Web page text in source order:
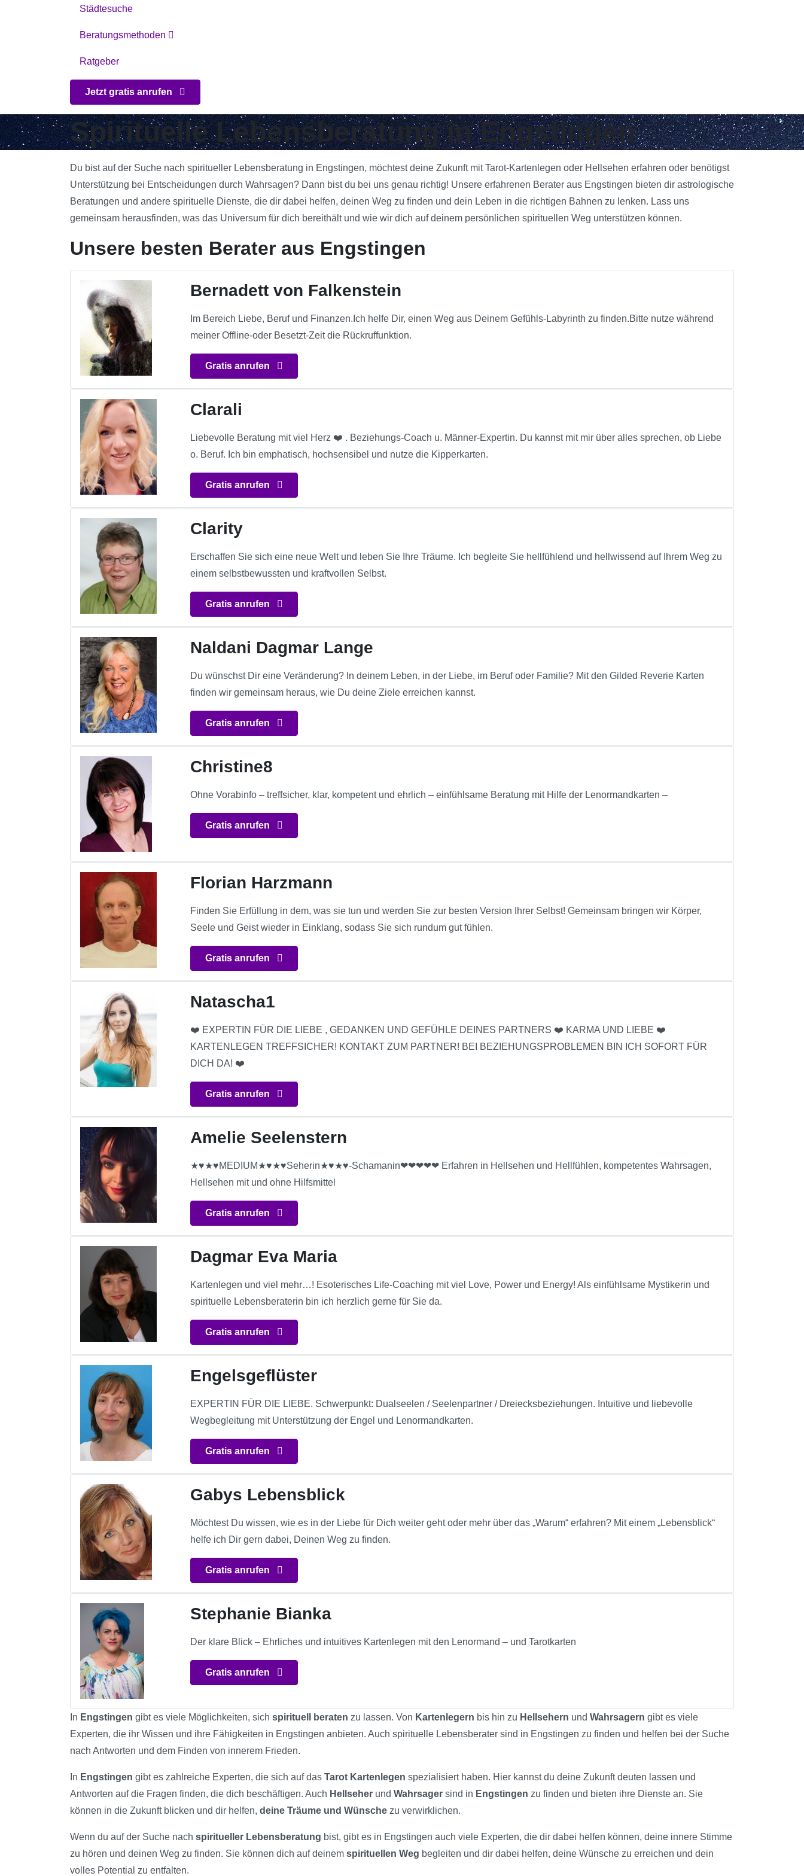
Städtesuche
Beratungsmethoden
Ratgeber
Jetzt gratis anrufen
Spirituelle Lebensberatung in Engstingen
Du bist auf der Suche nach spiritueller Lebensberatung in Engstingen, möchtest deine Zukunft mit Tarot-Kartenlegen oder Hellsehen erfahren oder benötigst
Unterstützung bei Entscheidungen durch Wahrsagen? Dann bist du bei uns genau richtig! Unsere erfahrenen Berater aus Engstingen bieten dir astrologische
Beratungen und andere spirituelle Dienste, die dir dabei helfen, deinen Weg zu finden und dein Leben in die richtigen Bahnen zu lenken. Lass uns
gemeinsam herausfinden, was das Universum für dich bereithält und wie wir dich auf deinem persönlichen spirituellen Weg unterstützen können.
Unsere besten Berater aus Engstingen
Bernadett von Falkenstein
Im Bereich Liebe, Beruf und Finanzen.Ich helfe Dir, einen Weg aus Deinem Gefühls-Labyrinth zu finden.Bitte nutze während
meiner Offline-oder Besetzt-Zeit die Rückruffunktion.
Gratis anrufen
Clarali
Liebevolle Beratung mit viel Herz ❤️ . Beziehungs-Coach u. Männer-Expertin. Du kannst mit mir über alles sprechen, ob Liebe
o. Beruf. Ich bin emphatisch, hochsensibel und nutze die Kipperkarten.
Gratis anrufen
Clarity
Erschaffen Sie sich eine neue Welt und leben Sie Ihre Träume. Ich begleite Sie hellfühlend und hellwissend auf Ihrem Weg zu
einem selbstbewussten und kraftvollen Selbst.
Gratis anrufen
Naldani Dagmar Lange
Du wünschst Dir eine Veränderung? In deinem Leben, in der Liebe, im Beruf oder Familie? Mit den Gilded Reverie Karten
finden wir gemeinsam heraus, wie Du deine Ziele erreichen kannst.
Gratis anrufen
Christine8
Ohne Vorabinfo – treffsicher, klar, kompetent und ehrlich – einfühlsame Beratung mit Hilfe der Lenormandkarten –
Gratis anrufen
Florian Harzmann
Finden Sie Erfüllung in dem, was sie tun und werden Sie zur besten Version Ihrer Selbst! Gemeinsam bringen wir Körper,
Seele und Geist wieder in Einklang, sodass Sie sich rundum gut fühlen.
Gratis anrufen
Natascha1
❤️ EXPERTIN FÜR DIE LIEBE , GEDANKEN UND GEFÜHLE DEINES PARTNERS ❤️ KARMA UND LIEBE ❤️
KARTENLEGEN TREFFSICHER! KONTAKT ZUM PARTNER! BEI BEZIEHUNGSPROBLEMEN BIN ICH SOFORT FÜR
DICH DA! ❤️
Gratis anrufen
Amelie Seelenstern
★♥★♥MEDIUM★♥★♥Seherin★♥★♥-Schamanin❤❤❤❤❤ Erfahren in Hellsehen und Hellfühlen, kompetentes Wahrsagen,
Hellsehen mit und ohne Hilfsmittel
Gratis anrufen
Dagmar Eva Maria
Kartenlegen und viel mehr…! Esoterisches Life-Coaching mit viel Love, Power und Energy! Als einfühlsame Mystikerin und
spirituelle Lebensberaterin bin ich herzlich gerne für Sie da.
Gratis anrufen
Engelsgeflüster
EXPERTIN FÜR DIE LIEBE. Schwerpunkt: Dualseelen / Seelenpartner / Dreiecksbeziehungen. Intuitive und liebevolle
Wegbegleitung mit Unterstützung der Engel und Lenormandkarten.
Gratis anrufen
Gabys Lebensblick
Möchtest Du wissen, wie es in der Liebe für Dich weiter geht oder mehr über das „Warum“ erfahren? Mit einem „Lebensblick“
helfe ich Dir gern dabei, Deinen Weg zu finden.
Gratis anrufen
Stephanie Bianka
Der klare Blick – Ehrliches und intuitives Kartenlegen mit den Lenormand – und Tarotkarten
Gratis anrufen
In Engstingen gibt es viele Möglichkeiten, sich spirituell beraten zu lassen. Von Kartenlegern bis hin zu Hellsehern und Wahrsagern gibt es viele
Experten, die ihr Wissen und ihre Fähigkeiten in Engstingen anbieten. Auch spirituelle Lebensberater sind in Engstingen zu finden und helfen bei der Suche
nach Antworten und dem Finden von innerem Frieden.
In Engstingen gibt es zahlreiche Experten, die sich auf das Tarot Kartenlegen spezialisiert haben. Hier kannst du deine Zukunft deuten lassen und
Antworten auf die Fragen finden, die dich beschäftigen. Auch Hellseher und Wahrsager sind in Engstingen zu finden und bieten ihre Dienste an. Sie
können in die Zukunft blicken und dir helfen, deine Träume und Wünsche zu verwirklichen.
Wenn du auf der Suche nach spiritueller Lebensberatung bist, gibt es in Engstingen auch viele Experten, die dir dabei helfen können, deine innere Stimme
zu hören und deinen Weg zu finden. Sie können dich auf deinem spirituellen Weg begleiten und dir dabei helfen, deine Wünsche zu erreichen und dein
volles Potential zu entfalten.